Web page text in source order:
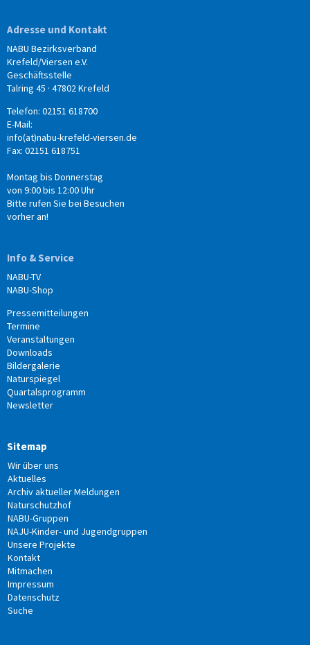
Adresse und Kontakt
NABU Bezirksverband
Krefeld/Viersen e.V.
Geschäftsstelle
Talring 45 · 47802 Krefeld
Telefon: 02151 618700
E-Mail:
info(at)nabu-krefeld-viersen.de
Fax: 02151 618751
Montag bis Donnerstag
von 9:00 bis 12:00 Uhr
Bitte rufen Sie bei Besuchen
vorher an!
Info & Service
NABU-TV
NABU-Shop
Pressemitteilungen
Termine
Veranstaltungen
Downloads
Bildergalerie
Naturspiegel
Quartalsprogramm
Newsletter
Sitemap
Wir über uns
Aktuelles
Archiv aktueller Meldungen
Naturschutzhof
NABU-Gruppen
NAJU-Kinder- und Jugendgruppen
Unsere Projekte
Kontakt
Mitmachen
Impressum
Datenschutz
Suche